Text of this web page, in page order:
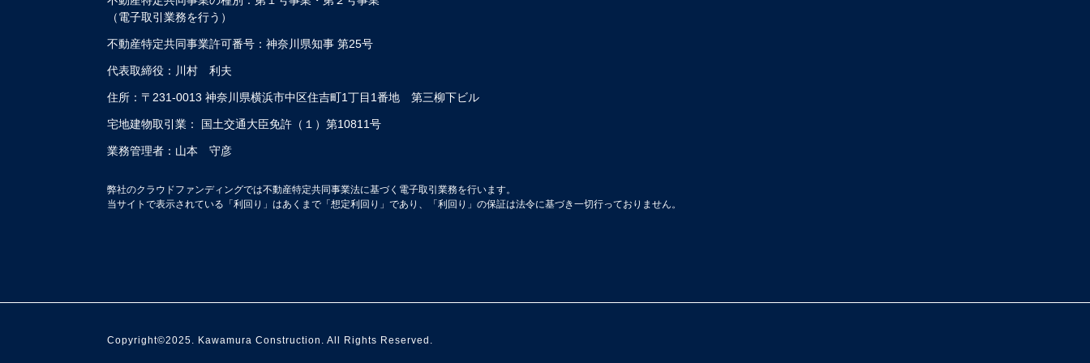
（電子取引業務を行う）
不動産特定共同事業許可番号：神奈川県知事 第25号
代表取締役：川村 利夫
住所：〒231-0013 神奈川県横浜市中区住吉町1丁目1番地 第三柳下ビル
宅地建物取引業： 国土交通大臣免許（１）第10811号
業務管理者：山本 守彦
弊社のクラウドファンディングでは不動産特定共同事業法に基づく電子取引業務を行います。
当サイトで表示されている「利回り」はあくまで「想定利回り」であり、「利回り」の保証は法令に基づき一切行っておりません。
Copyright©2025. Kawamura Construction. All Rights Reserved.